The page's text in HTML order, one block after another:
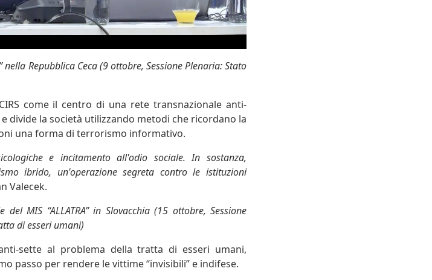
nella Repubblica Ceca(9 ottobre, Sessione Plenaria: Stato
come il centro di una rete transnazionale anti-
divide la società utilizzando metodi che ricordano la
una forma di terrorismo informativo.
e incitamento all'odio sociale. In sostanza,
ibrido, un'operazione segreta contro le istituzioni
Valecek.
del MIS “ALLATRA” in Slovacchia(15 ottobre, Sessione
di esseri umani)
sette al problema della tratta di esseri umani,
passo per rendere le vittime “invisibili” e indifese.